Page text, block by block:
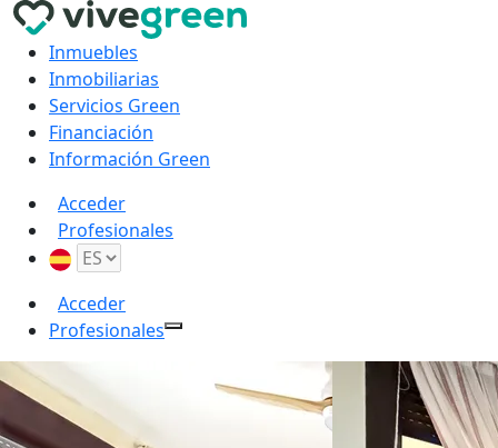
Inmuebles
Inmobiliarias
Servicios Green
Financiación
Información Green
Acceder
Profesionales
Acceder
Profesionales